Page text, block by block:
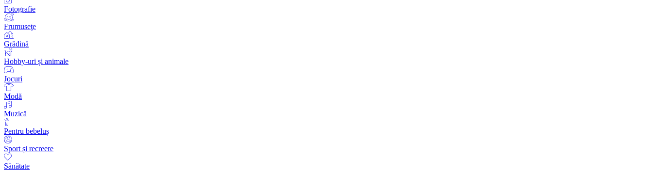
Fotografie
Frumuseţe
Grădină
Hobby-uri și animale
Jocuri
Modă
Muzică
Pentru bebeluș
Sport și recreere
Sănătate